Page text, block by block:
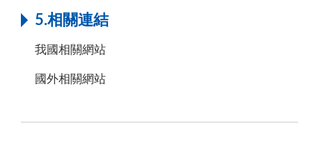
5.相關連結
我國相關網站
國外相關網站